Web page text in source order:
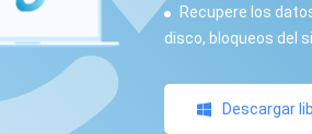
Recupere los
disco, bloqueos del
Descargar